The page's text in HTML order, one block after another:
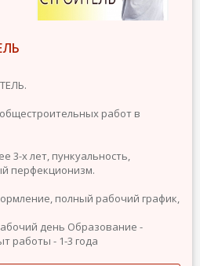
работ в
3-х лет, пункуальность,
перфекционизм.
полный рабочий график,
день Образование -
работы - 1-3 года